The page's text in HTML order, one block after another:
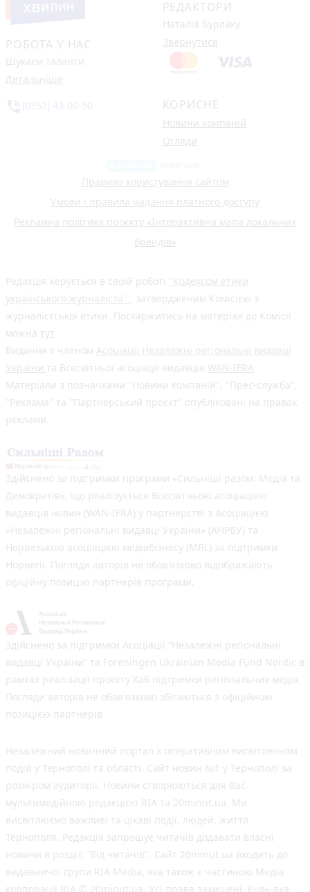
РОБОТА У НАС
Шукаєм таланти
Детальніше
РЕДАКТОРИ
Наталія Бурлаку
Звернутися
КОРИСНЕ
Новини компаній
Огляди
Правила користування сайтом
Умови і правила надання платного доступу
Рекламна політика проєкту «Інтерактивна мапа локальних
брендів»
Редакція керується в своїй роботі "Кодексом етики
українського журналіста"
, затвердженим Комісією з
журналістської етики. Поскаржитись на матеріал до Комісії
можна тут
Видання є членом Асоціації Незалежні регіональні видавці
України та Всесвітньої асоціації видавців WAN-IFRA
Матеріали з позначками "Новини компаній", "Прес-служба",
"Реклама" та "Партнерський проєкт" опубліковані на правах
реклами.
Здійснено за підтримки програми «Сильніші разом: Медіа та
Демократія», що реалізується Всесвітньою асоціацією
видавців новин (WAN-IFRA) у партнерстві з Асоціацією
«Незалежні регіональні видавці України» (АНРВУ) та
Норвезькою асоціацією медіабізнесу (MBL) за підтримки
Норвегії. Погляди авторів не обов’язково відображають
офіційну позицію партнерів програми.
Здійснено за підтримки Асоціації “Незалежні регіональні
видавці України” та Foreningen Ukrainian Media Fund Nordic в
рамках реалізації проєкту Хаб підтримки регіональних медіа.
Погляди авторів не обов'язково збігаються з офіційною
позицією партнерів
Незалежний новинний портал з оперативним висвітленням
подій у Тернополі та області. Сайт новин №1 у Тернополі за
розміром аудиторії. Новини створюються для Вас
мультимедійною редакцією RIA та 20minut.ua. Ми
висвітлюємо важливі та цікаві події, людей, життя
Тернополя. Редакція запрошує читачів додавати власні
новини в розділ "Від читачів". Сайт 20minut.ua входить до
видавничої групи RIA Media, яка також є частиною Медіа
корпорації RIA © 20minut.ua. Усі права захищені. Будь-яка